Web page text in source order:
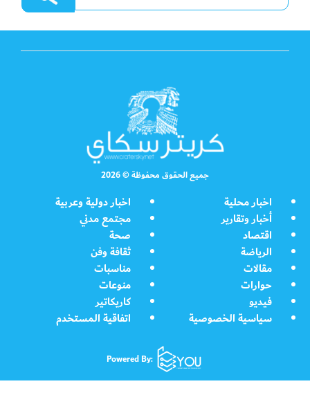
جميع الحقوق محفوظة © 2026
اخبار محلية
اخبار دولية وعربية
أخبار وتقارير
مجتمع مدني
اقتصاد
صحة
الرياضة
ثقافة وفن
مقالات
مناسبات
حوارات
منوعات
فيديو
كاريكاتير
سياسية الخصوصية
اتفاقية المستخدم
Powered By: